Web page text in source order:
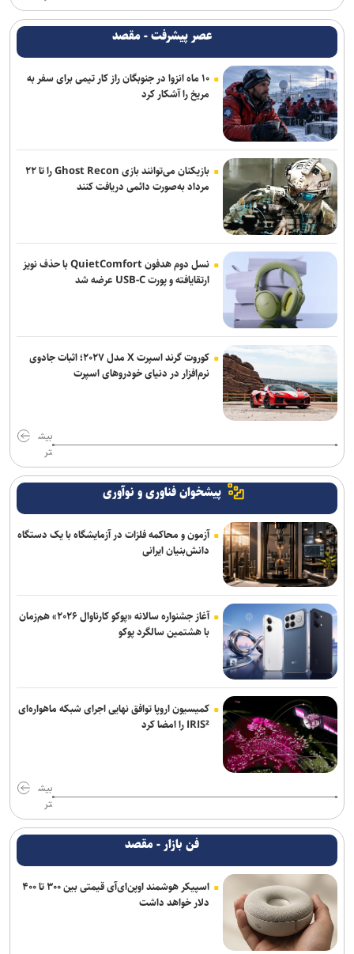
آینده ملت‌ها در گرو قدرت روایت است/ خبرنگاران پیشگامان مرجعیت
احیای ۹۵ واحد تولیدی آسیب‌دیده از جنگ در استان تهران
پویش ملی «نامه‌ای از آسمان» همزمان با بارش شهابی برساوشی برگزار
می‌شود
از مأموریت استانی تا اجرای مدل تأمین مالی خرد زنان در خوزستان
دهمین فستیوال رقابتی پیانو «کلارا» شهریورماه برگزار می‌شود/ انتشار
پوستر فستیوال
از صناعات خمس تا نقد صورت‌گرایی؛ وقتی منطق از «تشخیص» فاصله
می‌گیرد
عصر پیشرفت - مقصد
۱۰ ماه انزوا در جنوبگان راز کار تیمی برای سفر به
مریخ را آشکار کرد
بازیکنان می‌توانند بازی Ghost Recon را تا ۲۲
مرداد به‌صورت دائمی دریافت کنند
نسل دوم هدفون QuietComfort با حذف نویز
ارتقایافته و پورت USB-C عرضه شد
کوروت گرند اسپرت X مدل ۲۰۲۷؛ اثبات جادوی
نرم‌افزار در دنیای خودروهای اسپرت
بیش
تر
پیشخوان فناوری و نوآوری
آزمون و محاکمه فلزات در آزمایشگاه با یک دستگاه
دانش‌بنیان ایرانی
آغاز جشنواره سالانه «پوکو کارناوال ۲۰۲۶» هم‌زمان
با هشتمین سالگرد پوکو
کمیسیون اروپا توافق نهایی اجرای شبکه ماهواره‌ای
IRIS² را امضا کرد
بیش
تر
فن بازار - مقصد
اسپیکر هوشمند اوپن‌ای‌آی قیمتی بین ۳۰۰ تا ۴۰۰
دلار خواهد داشت